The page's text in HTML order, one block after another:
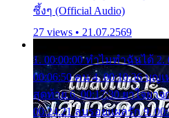
ซึ้งๆ (Official Audio)
27 views • 21.07.2569
1. 00:00:00 ทำไมทำฉันได้ 2.
00:06:50 คน 4. 00:10:36 บุญ
สุดท้าย 6. 00:17:30 ยาใจยา
00:24:21 ลบรอยแผลรัก 9.